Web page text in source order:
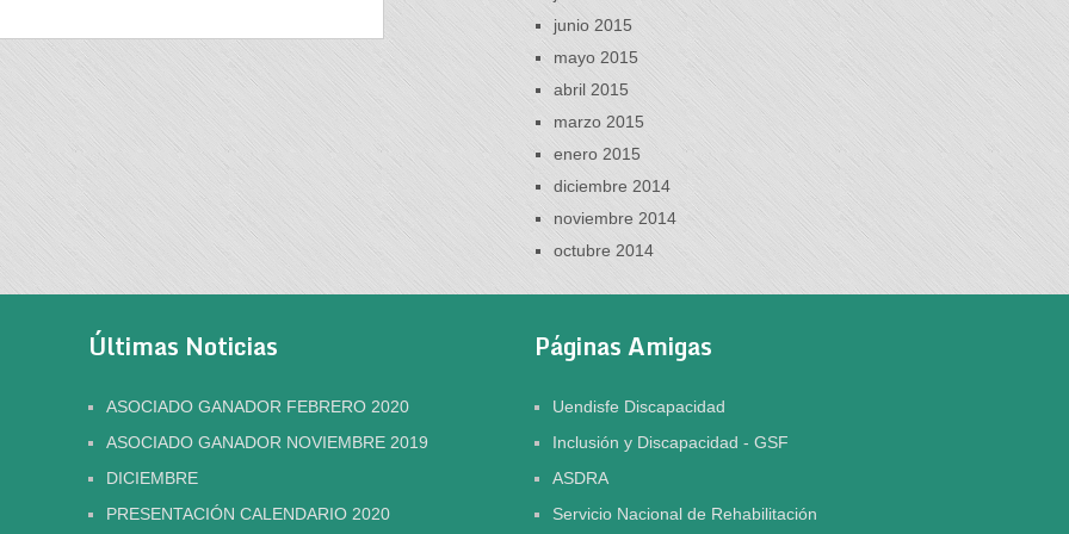
junio 2015
mayo 2015
abril 2015
marzo 2015
enero 2015
diciembre 2014
noviembre 2014
octubre 2014
Últimas Noticias
ASOCIADO GANADOR FEBRERO 2020
ASOCIADO GANADOR NOVIEMBRE 2019
DICIEMBRE
PRESENTACIÓN CALENDARIO 2020
Páginas Amigas
Uendisfe Discapacidad
Inclusión y Discapacidad - GSF
ASDRA
Servicio Nacional de Rehabilitación